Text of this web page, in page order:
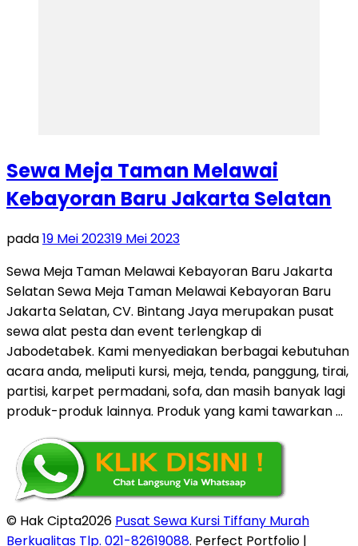
Sewa Meja Taman Melawai
Kebayoran Baru Jakarta Selatan
pada19 Mei 202319 Mei 2023
Sewa Meja Taman Melawai Kebayoran Baru Jakarta
Selatan Sewa Meja Taman Melawai Kebayoran Baru
Jakarta Selatan, CV. Bintang Jaya merupakan pusat
sewa alat pesta dan event terlengkap di
Jabodetabek. Kami menyediakan berbagai kebutuhan
acara anda, meliputi kursi, meja, tenda, panggung, tirai,
partisi, karpet permadani, sofa, dan masih banyak lagi
produk-produk lainnya. Produk yang kami tawarkan …
© Hak Cipta2026 Pusat Sewa Kursi Tiffany Murah
Berkualitas Tlp. 021-82619088. Perfect Portfolio |